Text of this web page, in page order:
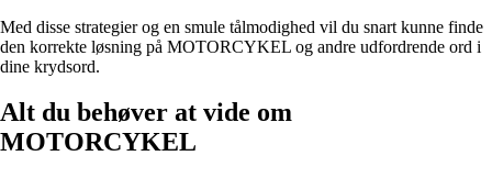
Med disse strategier og en smule tålmodighed vil du snart kunne finde
den korrekte løsning på MOTORCYKEL og andre udfordrende ord i
dine krydsord.
Alt du behøver at vide om
MOTORCYKEL